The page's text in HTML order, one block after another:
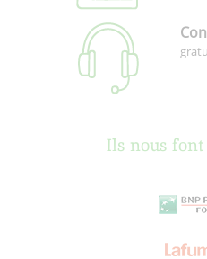
Ils nous font